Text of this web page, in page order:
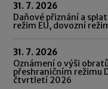
31. 7. 2026
Daňové přiznání a
režim EU, dovozní
31. 7. 2026
Oznámení o výši
přeshraničním režimu
čtvrtletí 2026